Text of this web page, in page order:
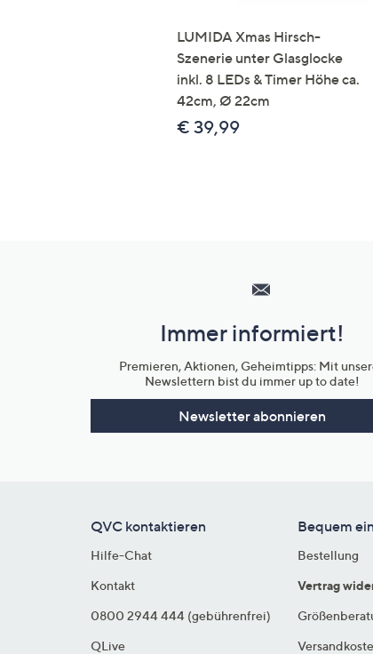
LUMIDA Xmas Hirsch-
Szenerie unter Glasglocke
inkl. 8 LEDs & Timer Höhe ca.
42cm, Ø 22cm
€ 39,99
Unternehmensinformationen
Immer informiert!
Premieren, Aktionen, Geheimtipps: Mit
Newslettern bist du immer up to date!
Newsletter abonnieren
QVC kontaktieren
Hilfe-Chat
Kontakt
0800 2944 444 (gebührenfrei)
QLive
Bequem
Bestellung
Vertrag